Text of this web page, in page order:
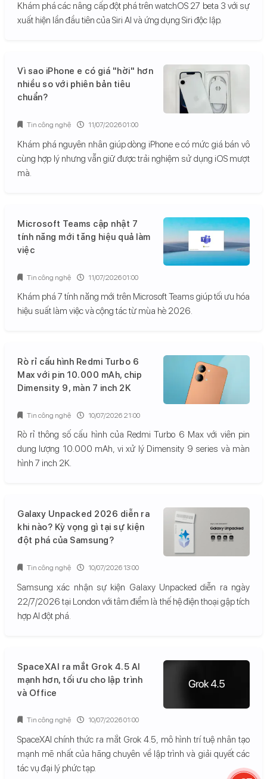
Khám phá các nâng cấp đột phá trên watchOS 27 beta 3 với sự
xuất hiện lần đầu tiên của Siri AI và ứng dụng Siri độc lập.
Vì sao iPhone e có giá "hời" hơn
nhiều so với phiên bản tiêu
chuẩn?
Khám phá nguyên nhân giúp dòng iPhone e có mức giá bán vô
cùng hợp lý nhưng vẫn giữ được trải nghiệm sử dụng iOS mượt
mà.
Tin công nghệ 11/07/2026 01:00
Microsoft Teams cập nhật 7
tính năng mới tăng hiệu quả làm
việc
Khám phá 7 tính năng mới trên Microsoft Teams giúp tối ưu hóa
hiệu suất làm việc và cộng tác từ mùa hè 2026.
Tin công nghệ 11/07/2026 01:00
Rò rỉ cấu hình Redmi Turbo 6
Max với pin 10.000 mAh, chip
Dimensity 9, màn 7 inch 2K
Rò rỉ thông số cấu hình của Redmi Turbo 6 Max với viên pin
dung lượng 10.000 mAh, vi xử lý Dimensity 9 series và màn
hình 7 inch 2K.
Tin công nghệ 10/07/2026 21:00
Galaxy Unpacked 2026 diễn ra
khi nào? Kỳ vọng gì tại sự kiện
đột phá của Samsung?
Samsung xác nhận sự kiện Galaxy Unpacked diễn ra ngày
22/7/2026 tại London với tâm điểm là thế hệ điện thoại gập tích
hợp AI đột phá.
Tin công nghệ 10/07/2026 13:00
SpaceXAI ra mắt Grok 4.5 AI
mạnh hơn, tối ưu cho lập trình
và Office
SpaceXAI chính thức ra mắt Grok 4.5, mô hình trí tuệ nhân tạo
mạnh mẽ nhất của hãng chuyên về lập trình và giải quyết các
tác vụ đại lý phức tạp.
Tin công nghệ 10/07/2026 01:00